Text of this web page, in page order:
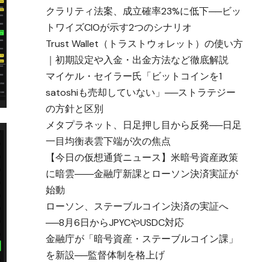
クラリティ法案、成立確率23%に低下──ビッ
トワイズCIOが示す2つのシナリオ
Trust Wallet（トラストウォレット）の使い方
｜初期設定や入金・出金方法など徹底解説
マイケル・セイラー氏「ビットコインを1
satoshiも売却していない」──ストラテジー
の方針と区別
メタプラネット、日足押し目から反発──日足
一目均衡表雲下端が次の焦点
【今日の仮想通貨ニュース】米暗号資産政策
に暗雲――金融庁新課とローソン決済実証が
始動
ローソン、ステーブルコイン決済の実証へ
──8月6日からJPYCやUSDC対応
金融庁が「暗号資産・ステーブルコイン課」
を新設──監督体制を格上げ